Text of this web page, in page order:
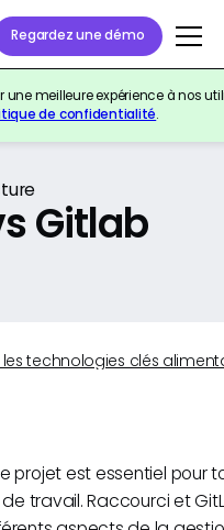
Regardez une démo
une meilleure expérience à nos
de confidentialité.
Gitlab
les technologies clés
projet est essentiel pour
travail. Raccourci et